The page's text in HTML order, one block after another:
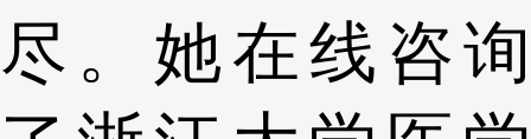
尽。她在线咨询